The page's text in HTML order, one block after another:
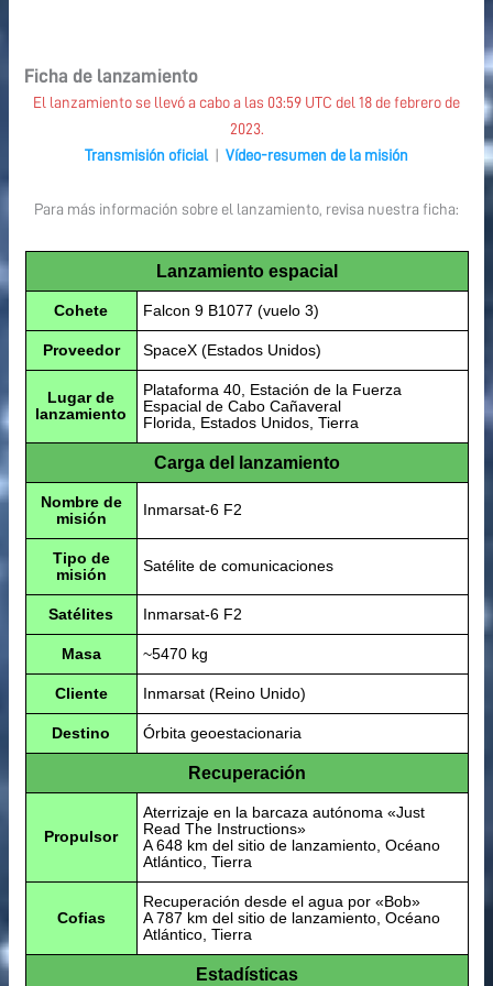
Ficha de lanzamiento
El lanzamiento se llevó a cabo a las 03:59 UTC del 18 de febrero de
2023.
Transmisión oficial
Vídeo-resumen de la misión
Para más información sobre el lanzamiento, revisa nuestra ficha:
Lanzamiento espacial
Cohete Falcon 9 B1077 (vuelo 3)
Proveedor SpaceX (Estados Unidos)
Lugar de
lanzamiento
Plataforma 40, Estación de la Fuerza
Espacial de Cabo Cañaveral
Florida, Estados Unidos, Tierra
Carga del lanzamiento
Nombre de
misión
Inmarsat-6 F2
Tipo de
misión
Satélite de comunicaciones
Satélites Inmarsat-6 F2
Masa ~5470 kg
Cliente Inmarsat (Reino Unido)
Destino Órbita geoestacionaria
Recuperación
Propulsor
Aterrizaje en la barcaza autónoma «Just
Read The Instructions»
A 648 km del sitio de lanzamiento, Océano
Atlántico, Tierra
Cofias
Recuperación desde el agua por «Bob»
A 787 km del sitio de lanzamiento, Océano
Atlántico, Tierra
Estadísticas